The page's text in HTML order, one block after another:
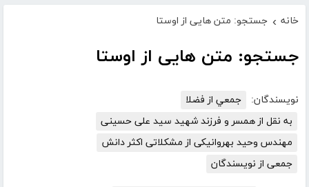
خانه › جستجو: متن هایی از اوستا
جستجو: متن هایی از اوستا
نویسندگان:
جمعي از فضلا
به نقل از همسر و فرزند شهید سید علی حسینی
مهندس وحید بهروانیکی از مشکلاتی اکثر دانش
جمعی از نویسندگان